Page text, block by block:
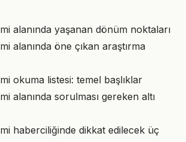
alanında yaşanan dönüm noktaları
alanında öne çıkan araştırma
okuma listesi: temel başlıklar
alanında sorulması gereken altı
haberciliğinde dikkat edilecek üç